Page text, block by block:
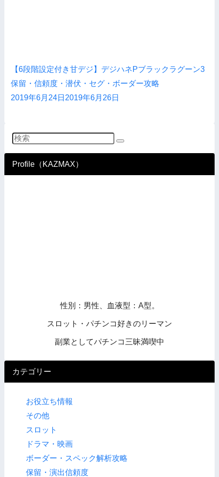
【6段階設定付き甘デジ】デジハネPブラックラグーン3
保留・信頼度・潜伏・セグ・ボーダー攻略
2019年6月24日 2019年6月26日
Profile（KAZMAX）
性別：男性、血液型：A型。
スロット・パチンコ好きのリーマン
副業としてパチンコ三昧満喫中
カテゴリー
お役立ち情報
その他
スロット
ドラマ・映画
ボーダー・スペック解析攻略
保留・演出信頼度